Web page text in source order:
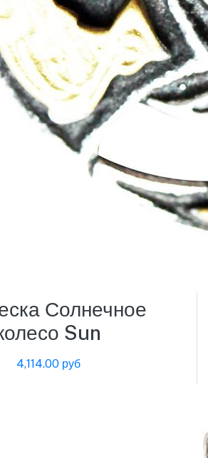
Солнечное
Sun
4,114.00 руб